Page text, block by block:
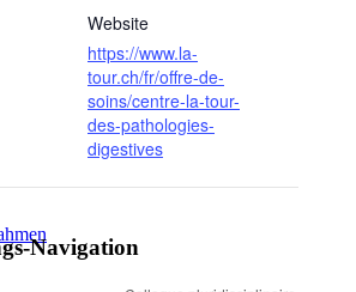
Website
https://www.la-
tour.ch/fr/offre-de-
soins/centre-la-tour-
des-pathologies-
digestives
Navigation